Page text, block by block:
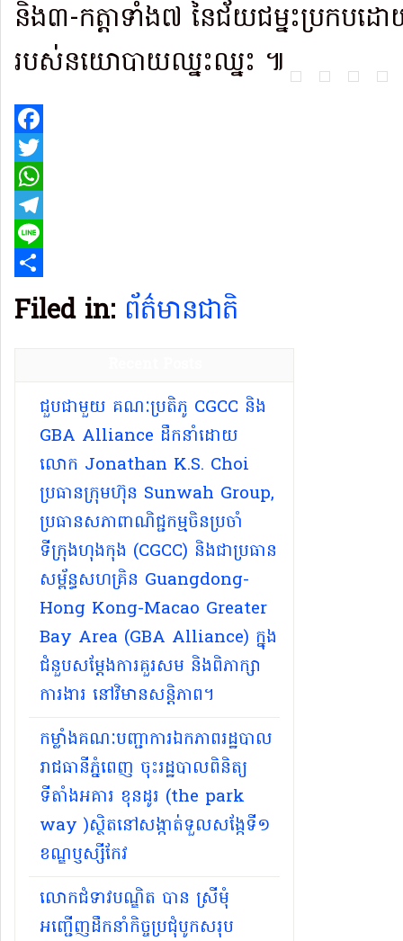
និង៣-កត្តាទាំង៧ នៃជ័យជម្នះប្រកបដោ
របស់នយោបាយឈ្នះឈ្នះ ៕
Facebook
Twitter
WhatsApp
Telegram
Line
Share
Filed in: ព័ត៌មានជាតិ
ជួបជាមួយ គណៈប្រតិភូ CGCC និង
GBA Alliance ដឹកនាំដោយ
លោក Jonathan K.S. Choi
ប្រធានក្រុមហ៊ុន Sunwah Group,
ប្រធានសភាពាណិជ្ជកម្មចិនប្រចាំ
ទីក្រុងហុងកុង (CGCC) និងជាប្រធាន
សម្ព័ន្ធសហគ្រិន Guangdong-
Hong Kong-Macao Greater
Bay Area (GBA Alliance) ក្នុង
ជំនួបសម្តែងការគួរសម និងពិភាក្សា
ការងារ នៅវិមានសន្តិភាព។
កម្លាំងគណៈបញ្ជាការឯកភាពរដ្ឋបាល
រាជធានីភ្នំពេញ ចុះរដ្ឋបាលពិនិត្យ
ទីតាំងអគារ ខុនដូរ (the park
way )ស្ថិតនៅសង្កាត់ទួលសង្កែទី១
ខណ្ឌប្ញស្សីកែវ
លោកជំទាវបណ្ឌិត បាន ស្រីមុំ
អញ្ជើញដឹកនាំកិច្ចប្រជុំបូកសរុប